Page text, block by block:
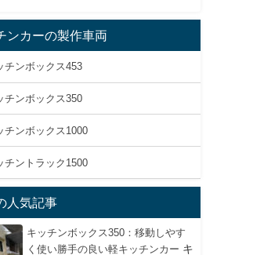
ンカーの製作車両
チンボックス453
チンボックス350
チンボックス1000
チントラック1500
人気記事
キッチンボックス350：移動しやす
く使い勝手の良い軽キッチンカー キ